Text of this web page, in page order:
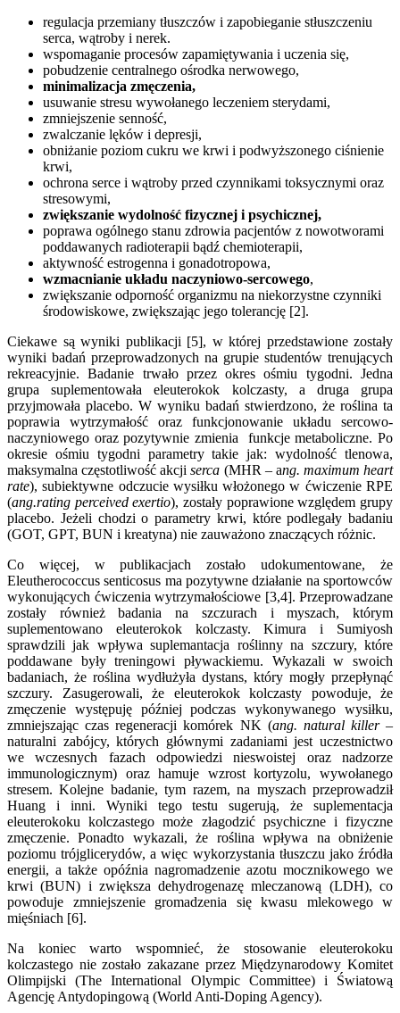
regulacja przemiany tłuszczów i zapobieganie stłuszczeniu
serca, wątroby i nerek.
wspomaganie procesów zapamiętywania i uczenia się,
pobudzenie centralnego ośrodka nerwowego,
minimalizacja zmęczenia,
usuwanie stresu wywołanego leczeniem sterydami,
zmniejszenie senność,
zwalczanie lęków i depresji,
obniżanie poziom cukru we krwi i podwyższonego ciśnienie
krwi,
ochrona serce i wątroby przed czynnikami toksycznymi oraz
stresowymi,
zwiększanie wydolność fizycznej i psychicznej,
poprawa ogólnego stanu zdrowia pacjentów z nowotworami
poddawanych radioterapii bądź chemioterapii,
aktywność estrogenna i gonadotropowa,
wzmacnianie układu naczyniowo-sercowego,
zwiększanie odporność organizmu na niekorzystne czynniki
środowiskowe, zwiększając jego tolerancję [2].
Ciekawe są wyniki publikacji [5], w której przedstawione zostały
wyniki badań przeprowadzonych na grupie studentów trenujących
rekreacyjnie. Badanie trwało przez okres ośmiu tygodni. Jedna
grupa suplementowała eleuterokok kolczasty, a druga grupa
przyjmowała placebo. W wyniku badań stwierdzono, że roślina ta
poprawia wytrzymałość oraz funkcjonowanie układu sercowo-
naczyniowego oraz pozytywnie zmienia funkcje metaboliczne. Po
okresie ośmiu tygodni parametry takie jak: wydolność tlenowa,
maksymalna częstotliwość akcjiserca (MHR – ang. maximum heart
rate), subiektywne odczucie wysiłku włożonego w ćwiczenie RPE
(ang.rating perceived exertio), zostały poprawione względem grupy
placebo. Jeżeli chodzi o parametry krwi, które podlegały badaniu
(GOT, GPT, BUN i kreatyna) nie zauważono znaczących różnic.
Co więcej, w publikacjach zostało udokumentowane, że
Eleutherococcus senticosus ma pozytywne działanie na sportowców
wykonujących ćwiczenia wytrzymałościowe [3,4]. Przeprowadzane
zostały również badania na szczurach i myszach, którym
suplementowano eleuterokok kolczasty. Kimura i Sumiyosh
sprawdzili jak wpływa suplemantacja roślinny na szczury, które
poddawane były treningowi pływackiemu. Wykazali w swoich
badaniach, że roślina wydłużyła dystans, który mogły przepłynąć
szczury. Zasugerowali, że eleuterokok kolczasty powoduje, że
zmęczenie występuję później podczas wykonywanego wysiłku,
zmniejszając czas regeneracji komórek NK (ang. natural killer–
naturalni zabójcy, których głównymi zadaniami jest uczestnictwo
we wczesnych fazach odpowiedzi nieswoistej oraz nadzorze
immunologicznym) oraz hamuje wzrost kortyzolu, wywołanego
stresem. Kolejne badanie, tym razem, na myszach przeprowadził
Huang i inni. Wyniki tego testu sugerują, że suplementacja
eleuterokoku kolczastego może złagodzić psychiczne i fizyczne
zmęczenie. Ponadto wykazali, że roślina wpływa na obniżenie
poziomu trójglicerydów, a więc wykorzystania tłuszczu jako źródła
energii, a także opóźnia nagromadzenie azotu mocznikowego we
krwi (BUN) i zwiększa dehydrogenazę mleczanową (LDH), co
powoduje zmniejszenie gromadzenia się kwasu mlekowego w
mięśniach [6].
Na koniec warto wspomnieć, że stosowanie eleuterokoku
kolczastego nie zostało zakazane przez Międzynarodowy Komitet
Olimpijski (The International Olympic Committee) i Światową
Agencję Antydopingową (World Anti-Doping Agency).